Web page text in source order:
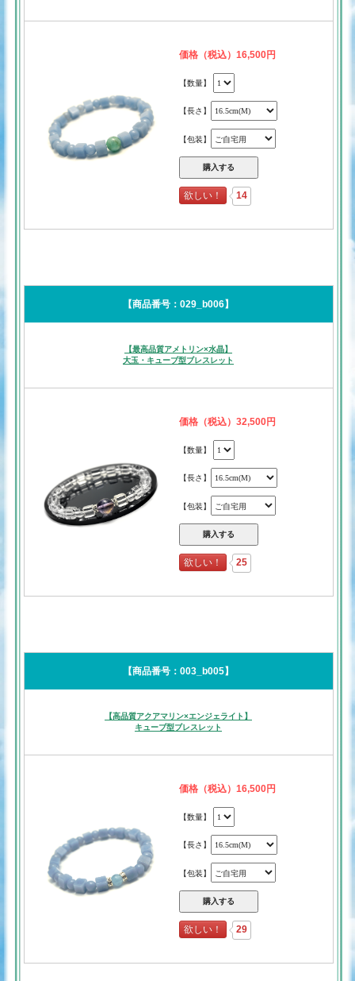
価格（税込）16,500円
【数量】
【長さ】
【包装】
欲しい！ 14
【商品番号：029_b006】
【最高品質アメトリン×水晶】
大玉・キューブ型ブレスレット
価格（税込）32,500円
【数量】
【長さ】
【包装】
欲しい！ 25
【商品番号：003_b005】
【高品質アクアマリン×エンジェライト】
キューブ型ブレスレット
価格（税込）16,500円
【数量】
【長さ】
【包装】
欲しい！ 29